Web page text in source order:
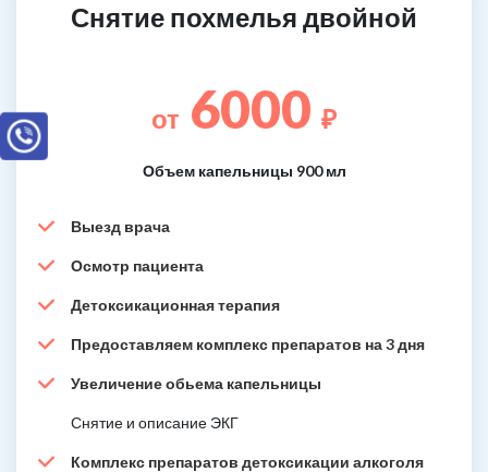
Снятие похмелья двойной
от 6000 ₽
Объем капельницы 900 мл
Выезд врача
Осмотр пациента
Детоксикационная терапия
Предоставляем комплекс препаратов на 3 дня
Увеличение обьема капельницы
Снятие и описание ЭКГ
Комплекс препаратов детоксикации алкоголя